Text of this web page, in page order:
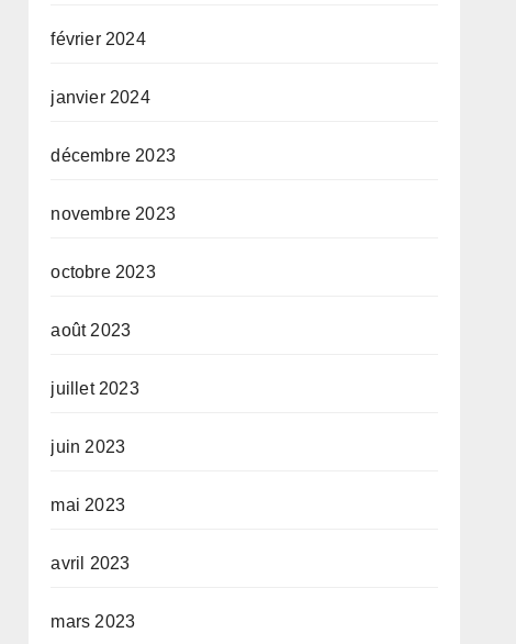
février 2024
janvier 2024
décembre 2023
novembre 2023
octobre 2023
août 2023
juillet 2023
juin 2023
mai 2023
avril 2023
mars 2023